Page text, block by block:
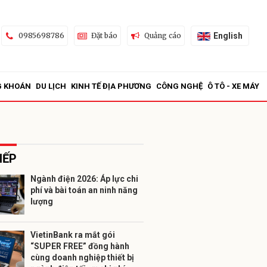
0985698786 Đặt báo Quảng cáo English
KHOÁN DU LỊCH KINH TẾ ĐỊA PHƯƠNG CÔNG NGHỆ Ô TÔ - XE MÁY
Ngành điện 2026: Áp lực chi
phí và bài toán an ninh năng
lượng
VietinBank ra mắt gói
“SUPER FREE” đồng hành
cùng doanh nghiệp thiết bị